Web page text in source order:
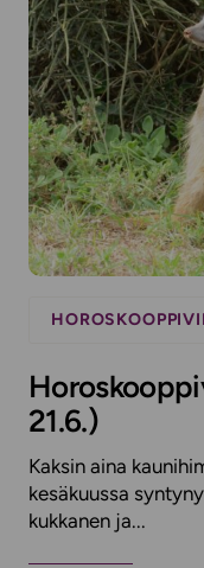
21.6.)
Kaksin aina
kesäkuussa
kukkanen ja...